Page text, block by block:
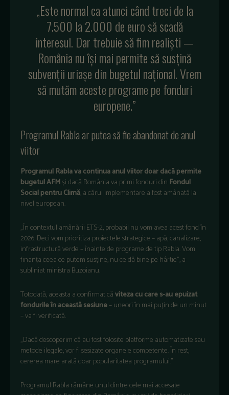
„Este normal ca atunci când treci de la
7.500 la 2.000 de euro să scadă
interesul. Dar trebuie să fim realiști —
România nu își mai permite să susțină
subvenții uriașe din bugetul național. Vrem
să mutăm aceste programe pe fonduri
europene.”
Programul Rabla ar putea să fie abandonat de anul
viitor
Programul Rabla va continua anul viitor doar dacă permite
bugetul AFMși dacă România va primi fonduri din Fondul
Social pentru Climă, a cărui implementare a fost amânată la
nivel european.
„În contextul amânării ETS-2, probabil nu vom avea acest fond în
2026. Deci vom prioritiza proiectele strategice – apă, canalizare,
infrastructură verde – înainte de programe de tip Rabla. Vom
finanța ceea ce putem susține, nu ce dă bine pe hârtie”, a
subliniat ministra Buzoianu.
Totodată, aceasta a confirmat căviteza cu care s-au epuizat
fondurile în această sesiune– uneori în mai puțin de un minut
– va fi verificată.
„Dacă descoperim că au fost folosite platforme automatizate sau
metode ilegale, vor fi sesizate organele competente. În rest,
cererea mare arată doar popularitatea programului.”
Programul Rabla rămâne unul dintre cele mai accesate